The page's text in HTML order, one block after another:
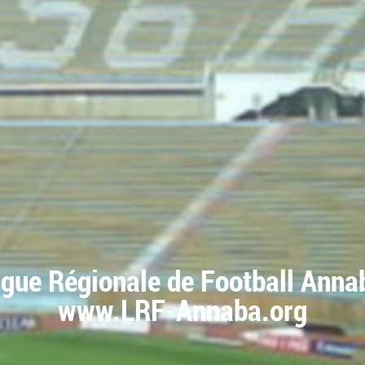
Régionale de Football
www.LRF-Annaba.org